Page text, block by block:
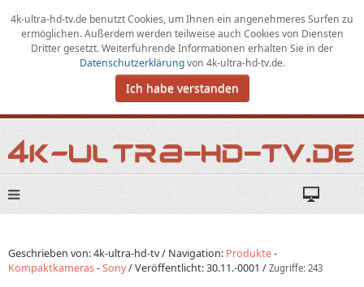
4k-ultra-hd-tv.de benutzt Cookies, umIhnen ein angenehmeres Surfen zu
ermöglichen.Außerdem werden teilweise auch Cookies von Diensten
Dritter gesetzt. Weiterführende Informationen erhalten Sie in der
Datenschutzerklärungvon 4k-ultra-hd-tv.de.
Ich habe verstanden
Geschrieben von: 4k-ultra-hd-tv / Navigation: Produkte-
Kompaktkameras-Sony/Veröffentlicht:30.11.-0001 / Zugriffe: 243